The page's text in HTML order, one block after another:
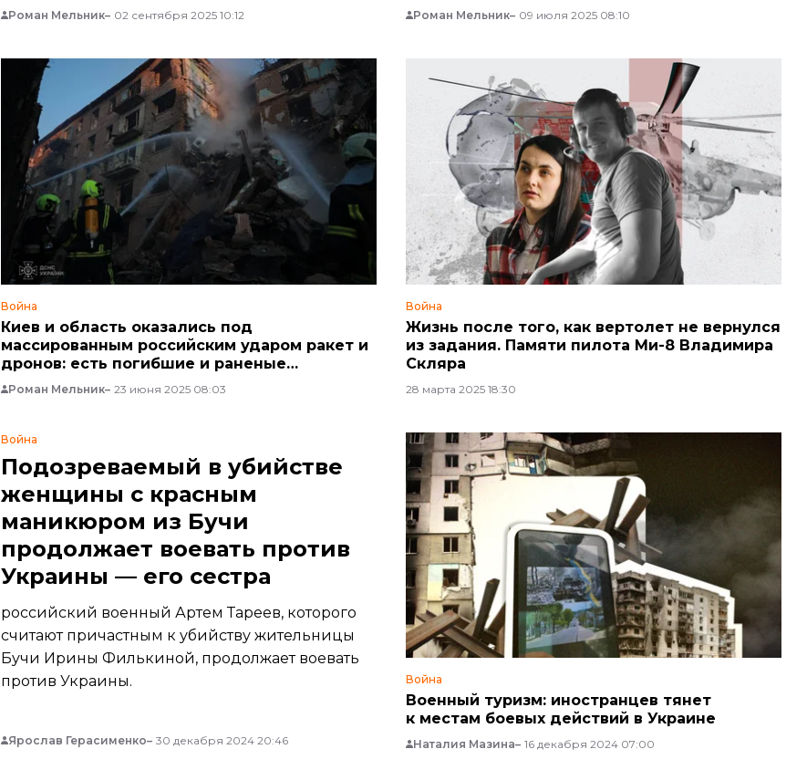
Роман Мельник 02 сентября 2025 10:12 Роман Мельник 09 июля 2025 08:10
Война
Киев и область оказались под
массированным российским ударом ракет и
дронов: есть погибшие и раненые
(ДОПОЛНЕНО)
Роман Мельник 23 июня 2025 08:03
Война
Жизнь после того, как вертолет не вернулся
из задания. Памяти пилота Ми-8 Владимира
Скляра
28 марта 2025 18:30
Война
Подозреваемый в убийстве
женщины с красным
маникюром из Бучи
продолжает воевать против
Украины — его сестра
российский военный Артем Тареев, которого
считают причастным к убийству жительницы
Бучи Ирины Филькиной, продолжает воевать
против Украины.
Ярослав Герасименко 30 декабря 2024 20:46
Война
Военный туризм: иностранцев тянет
к местам боевых действий в Украине
Наталия Мазина 16 декабря 2024 07:00